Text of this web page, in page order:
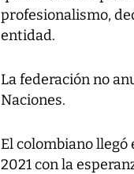
profesionalismo,
entidad.
La federación no
Naciones.
El colombiano llegó
2021 con la